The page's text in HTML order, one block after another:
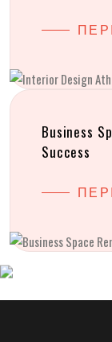
Business
Success